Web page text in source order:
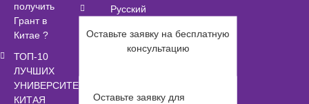
получить
Грант в
Китае ?
ТОП-10
ЛУЧШИХ
УНИВЕРСИТЕТОВ
КИТАЯ
Русский
Быстрые ссылки
Оставьте заявку на бесплатную
консультацию
Оставьте заявку для